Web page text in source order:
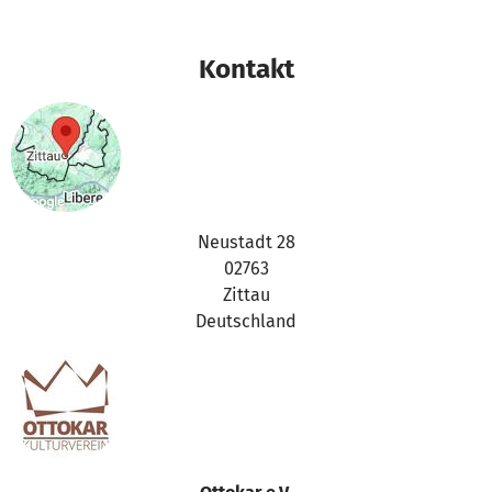
Kontakt
Neustadt 28
02763
Zittau
Deutschland